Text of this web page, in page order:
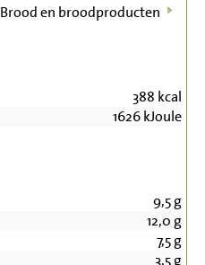
Brood en broodproducten
388 kcal
1626kJoule
9,5g
12,0 g
7,5g
3,5g